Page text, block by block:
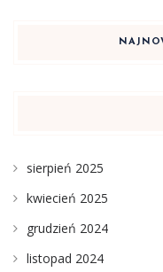
sierpień 2025
kwiecień 2025
grudzień 2024
listopad 2024